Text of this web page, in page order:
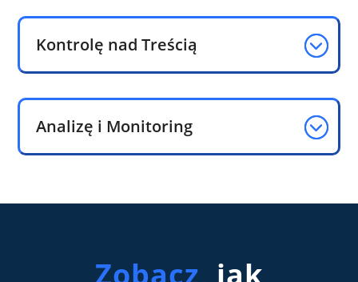
Kontrolę nad Treścią
Analizę i Monitoring